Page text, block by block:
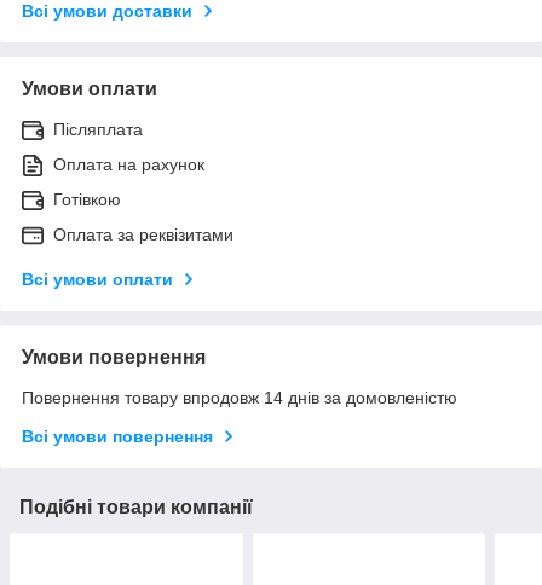
Всі умови доставки
Умови оплати
Післяплата
Оплата на рахунок
Готівкою
Оплата за реквізитами
Всі умови оплати
Умови повернення
Повернення товару впродовж 14 днів за домовленістю
Всі умови повернення
Подібні товари компанії